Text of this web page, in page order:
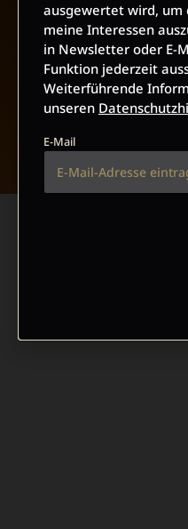
ausgewertet wird, um
meine Interessen
in Newsletter oder E-
Funktion jederzeit
Weiterführende
unseren
E-Mail